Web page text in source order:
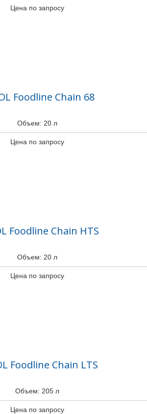
Цена по запросу
Foodline Chain 68
Объем: 20 л
Цена по запросу
Foodline Chain HTS
Объем: 20 л
Цена по запросу
Foodline Chain LTS
Объем: 205 л
Цена по запросу